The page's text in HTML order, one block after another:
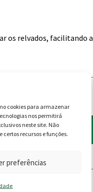
cookies para armazenar
nos permitirá
neste site. Não
recursos e funções.
preferências
os relvados, facilitando a